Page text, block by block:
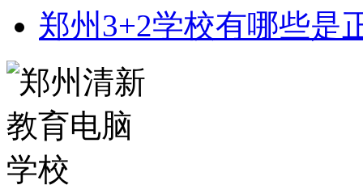
郑州3+2学校有哪些是